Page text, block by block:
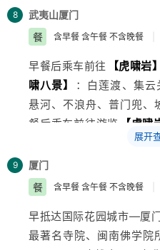
（西湖十景之一，著名赏
参观
【西湖丝绸文化博物
博物馆，按习大大的指示
中国的丝绸文化，了解丝
大厦等摩天高楼大厦，更
收
海象征，黄埔公园、黄浦
漫步于中华商业第一街——
记的缩影。
逛【城隍庙步行街】 自费
商店中国旗舰店】 与东方
商店将出售的迪士尼商品
座全世界独一无二的神奇
隔一个小时店内就会上演
内的屏幕都会同步上演众
商店的灯光同时变暗，让
氛围中。整个商店的逛买
窝飘渺而得名，是古代道
茶洞，看五月第一壁——
第一胜地
，
犹如天上游，九曲全景尽
漂流”(游览约2小时)领略
拦，抬头可 早餐后乘环
费用、游客自理85元/人
窝背岩临水，地处武夷山
历来是古代文人墨客、名
经茶洞，看五月第一壁—
第一胜地 【天游峰】 ，此
8 武夷山厦门
餐
含早餐 含午餐 不含晚餐
早餐后乘车前往 【虎啸岩】
啸八景】
：白莲渡、集
悬河、不浪舟、普门兜、
餐后乘车前往游览
【虎啸
【虎
宾冀同洞、语儿泉、法语
带。游览鬼斧神工的【一
神仙楼阁、风洞、伏曦洞
一裂罅（XIA）：就像利
一百多米，从中漏进天光
展开
9
厦门
餐
含早餐 含午餐 不含晚餐
早抵达国际花园城市—厦
最著名寺院、闽南佛学